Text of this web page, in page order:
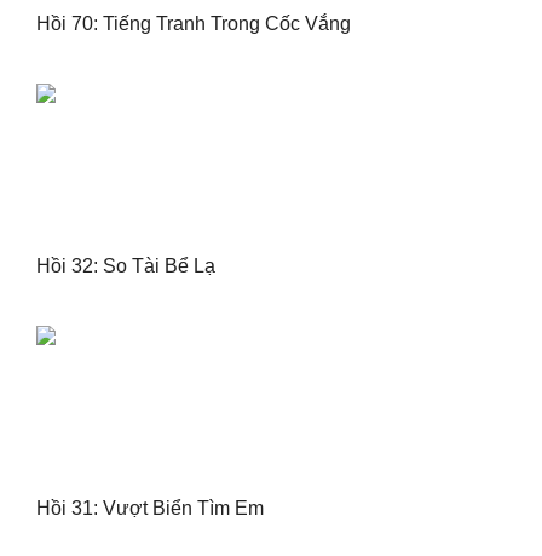
Hồi 70: Tiếng Tranh Trong Cốc Vắng
Hồi 32: So Tài Bể Lạ
Hồi 31: Vượt Biển Tìm Em